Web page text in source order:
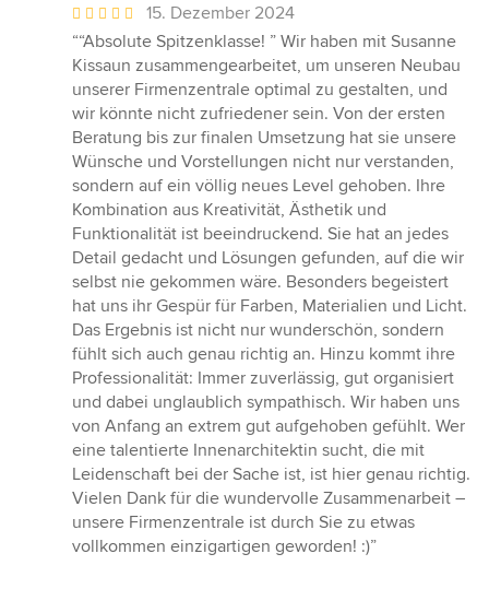
Durchschnittliche
Bewertung:
5
von
5
Sternen
15. Dezember 2024
““Absolute Spitzenklasse! ” Wir haben mit Susanne
Kissaun zusammengearbeitet, um unseren Neubau
unserer Firmenzentrale optimal zu gestalten, und
wir könnte nicht zufriedener sein. Von der ersten
Beratung bis zur finalen Umsetzung hat sie unsere
Wünsche und Vorstellungen nicht nur verstanden,
sondern auf ein völlig neues Level gehoben. Ihre
Kombination aus Kreativität, Ästhetik und
Funktionalität ist beeindruckend. Sie hat an jedes
Detail gedacht und Lösungen gefunden, auf die wir
selbst nie gekommen wäre. Besonders begeistert
hat uns ihr Gespür für Farben, Materialien und Licht.
Das Ergebnis ist nicht nur wunderschön, sondern
fühlt sich auch genau richtig an. Hinzu kommt ihre
Professionalität: Immer zuverlässig, gut organisiert
und dabei unglaublich sympathisch. Wir haben uns
von Anfang an extrem gut aufgehoben gefühlt. Wer
eine talentierte Innenarchitektin sucht, die mit
Leidenschaft bei der Sache ist, ist hier genau richtig.
Vielen Dank für die wundervolle Zusammenarbeit –
unsere Firmenzentrale ist durch Sie zu etwas
vollkommen einzigartigen geworden! :)”